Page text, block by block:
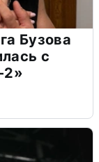
Бузова
с
2»